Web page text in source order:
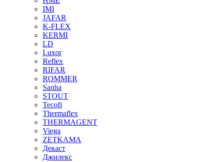
IMI
JAFAR
K-FLEX
KERMI
LD
Luxor
Reflex
RIFAR
ROMMER
Sanha
STOUT
Tecofi
Thermaflex
THERMAGENT
Viega
ZETKAMA
Декаст
Джилекс